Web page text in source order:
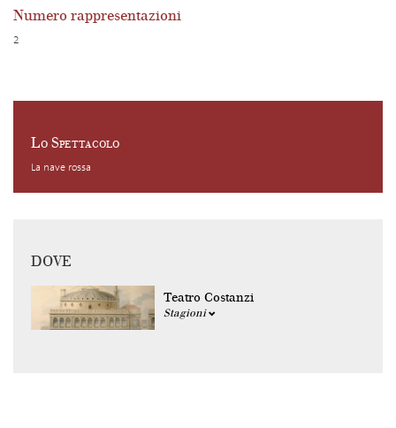
Numero rappresentazioni
2
Lo Spettacolo
La nave rossa
DOVE
Teatro Costanzi
Stagioni